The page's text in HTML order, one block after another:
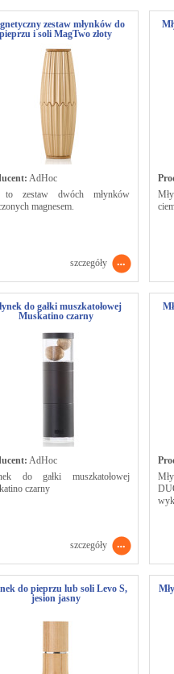
zestaw młynków do
pieprzu i soli MagTwo złoty
AdHoc
to zestaw dwóch młynków
magnesem.
szczegóły
do gałki muszkatołowej
Muskatino czarny
AdHoc
do gałki muszkatołowej
czarny
szczegóły
do pieprzu lub soli Levo S,
jesion jasny